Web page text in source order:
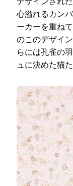
心溢れるカン
ーカーを重ね
のこのデザイ
らには孔雀の
ュに決めた猫